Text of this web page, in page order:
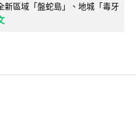
區域「盤蛇島」、地城「毒牙